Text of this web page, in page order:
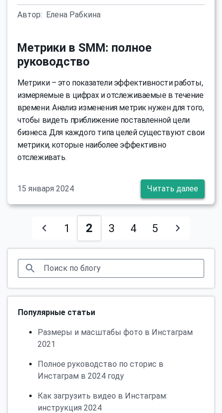
Автор: Елена Рабкина
Метрики в SMM: полное
руководство
Метрики – это показатели эффективности работы,
измеряемые в цифрах и отслеживаемые в течение
времени. Анализ изменения метрик нужен для того,
чтобы видеть приближение поставленной цели
бизнеса. Для каждого типа целей существуют свои
метрики, которые наиболее эффективно
отслеживать.
15 января 2024 Читать далее
1 2 3 4 5
Популярные статьи
Размеры и масштабы фото в Инстаграм
2021
Полное руководство по сторис в
Инстаграм в 2024 году
Как загрузить видео в Инстаграм:
инструкция 2024